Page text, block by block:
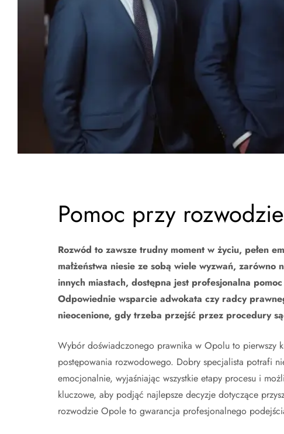
Pomoc przy
Rozwód to zawsze trudny moment w życiu, pełen
małżeństwa niesie ze sobą wiele wyzwań,
innych miastach, dostępna jest profesjonalna
Odpowiednie wsparcie adwokata czy radcy
nieocenione, gdy trzeba przejść przez procedury
Wybór doświadczonego prawnika w Opolu to pierwszy
postępowania rozwodowego. Dobry specjalista potrafi
emocjonalnie, wyjaśniając wszystkie etapy procesu i
kluczowe, aby podjąć najlepsze decyzje dotyczące
rozwodzie Opole to gwarancja profesjonalnego